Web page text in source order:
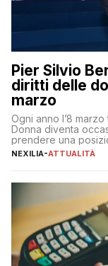
Pier Silvio
diritti delle
marzo
Ogni anno l’8
Donna diventa
prendere una
sua complessità e
NEXILIA-ATTUALITÀ